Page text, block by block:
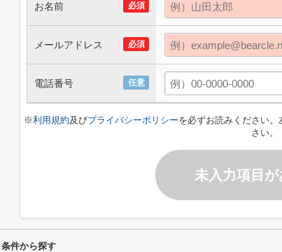
必須
お名前
必須
メールアドレス
任意
電話番号
※利用規約及びプライバシーポリシーを必ずお読みください
さい。
未入力項目
件から探す